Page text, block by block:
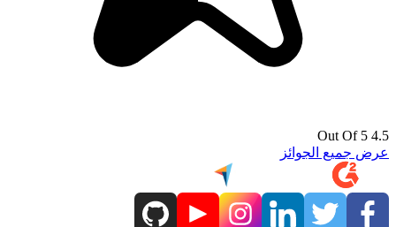
4.5 Out Of 5
عرض جميع الجوائز